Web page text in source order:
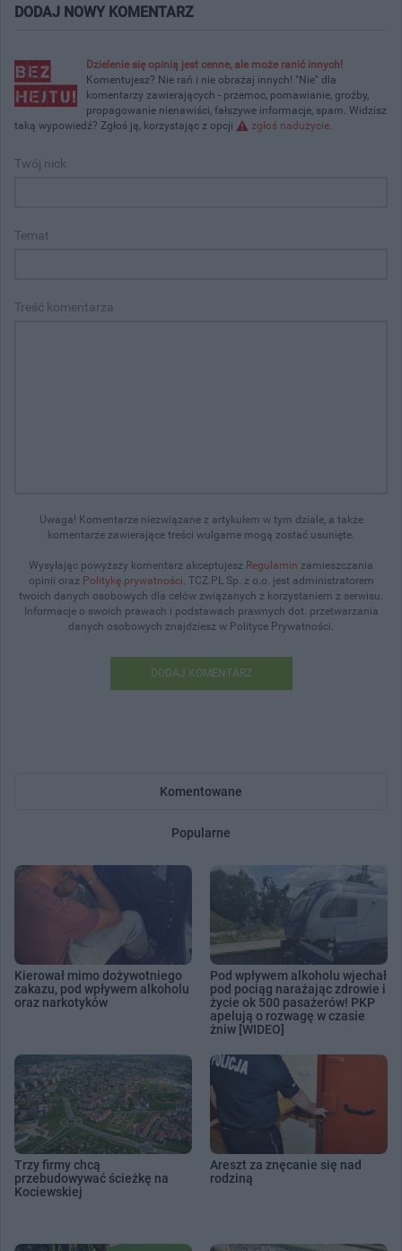
DODAJ NOWY KOMENTARZ
Dzielenie się opinią jest cenne, ale może ranić innych!
Komentujesz? Nie rań i nie obrażaj innych! "Nie" dla
komentarzy zawierających - przemoc, pomawianie, groźby,
propagowanie nienawiści, fałszywe informacje, spam. Widzisz
taką wypowiedź? Zgłoś ją, korzystając z opcji
zgłoś nadużycie.
Twój nick
Temat
Treść komentarza
Uwaga! Komentarze niezwiązane z artykułem w tym dziale, a także
komentarze zawierające treści wulgarne mogą zostać usunięte.
Wysyłając powyższy komentarz akceptujesz Regulamin zamieszczania
opinii oraz Politykę prywatności. TCZ.PL Sp. z o.o. jest administratorem
twoich danych osobowych dla celów związanych z korzystaniem z serwisu.
Informacje o swoich prawach i podstawach prawnych dot. przetwarzania
danych osobowych znajdziesz w Polityce Prywatności.
DODAJ KOMENTARZ
Komentowane
Popularne
Kierował mimo dożywotniego
zakazu, pod wpływem alkoholu
oraz narkotyków
Pod wpływem alkoholu wjechał
pod pociąg narażając zdrowie i
życie ok 500 pasażerów! PKP
apelują o rozwagę w czasie
żniw [WIDEO]
Trzy firmy chcą
przebudowywać ścieżkę na
Kociewskiej
Areszt za znęcanie się nad
rodziną